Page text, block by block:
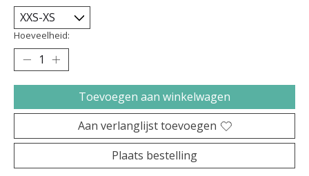
Hoeveelheid:
Toevoegen aan winkelwagen
Aan verlanglijst toevoegen
Plaats bestelling